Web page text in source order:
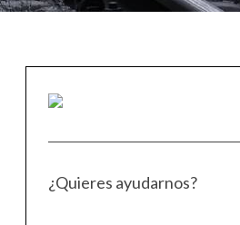
¿Quieres ayudarnos?